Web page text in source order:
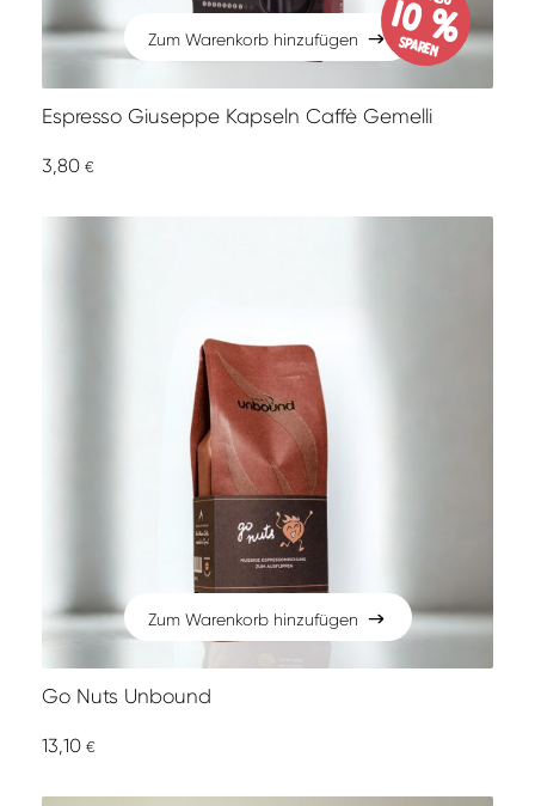
Zum Warenkorb hinzufügen
Zum Warenkorb hinzufügen
10 %
sparen
Espresso Giuseppe Kapseln Caffè Gemelli
3,80 €
Zum Warenkorb hinzufügen
Zum Warenkorb hinzufügen
Go Nuts Unbound
13,10 €